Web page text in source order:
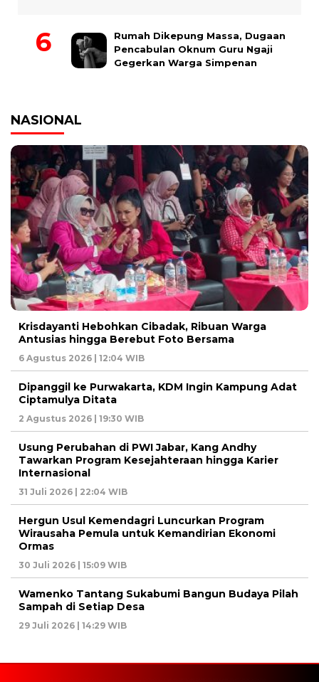
Rumah Dikepung Massa, Dugaan
Pencabulan Oknum Guru Ngaji
Gegerkan Warga Simpenan
NASIONAL
Krisdayanti Hebohkan Cibadak, Ribuan Warga
Antusias hingga Berebut Foto Bersama
6 Agustus 2026 | 12:04 WIB
Dipanggil ke Purwakarta, KDM Ingin Kampung Adat
Ciptamulya Ditata
2 Agustus 2026 | 19:30 WIB
Usung Perubahan di PWI Jabar, Kang Andhy
Tawarkan Program Kesejahteraan hingga Karier
Internasional
31 Juli 2026 | 22:04 WIB
Hergun Usul Kemendagri Luncurkan Program
Wirausaha Pemula untuk Kemandirian Ekonomi
Ormas
30 Juli 2026 | 15:09 WIB
Wamenko Tantang Sukabumi Bangun Budaya Pilah
Sampah di Setiap Desa
29 Juli 2026 | 14:29 WIB